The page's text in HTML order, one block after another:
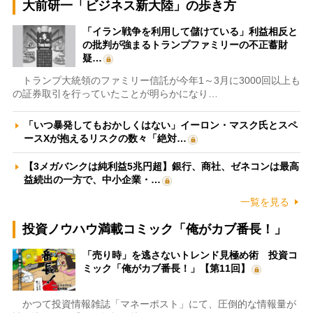
大前研一「ビジネス新大陸」の歩き方
「イラン戦争を利用して儲けている」利益相反と
の批判が強まるトランプファミリーの不正蓄財
疑…
トランプ大統領のファミリー信託が今年1～3月に3000回以上も
の証券取引を行っていたことが明らかになり…
「いつ暴発してもおかしくはない」イーロン・マスク氏とスペ
ースXが抱えるリスクの数々「絶対…
【3メガバンクは純利益5兆円超】銀行、商社、ゼネコンは最高
益続出の一方で、中小企業・…
一覧を見る
投資ノウハウ満載コミック「俺がカブ番長！」
「売り時」を逃さないトレンド見極め術 投資コ
ミック「俺がカブ番長！」【第11回】
かつて投資情報雑誌「マネーポスト」にて、圧倒的な情報量が